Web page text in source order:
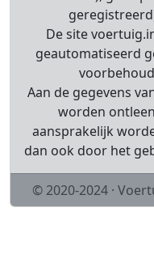
De site
geautomatiseerd
Aan de gegevens
worden
aansprakelijk
dan ook door het
© 2020-2024 ·